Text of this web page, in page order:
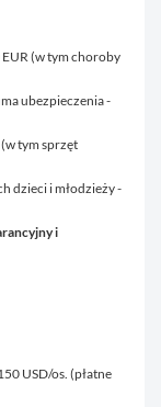
EUR (w tym choroby
ubezpieczenia -
tym sprzęt
dzieci i młodzieży -
i
USD/os. (płatne